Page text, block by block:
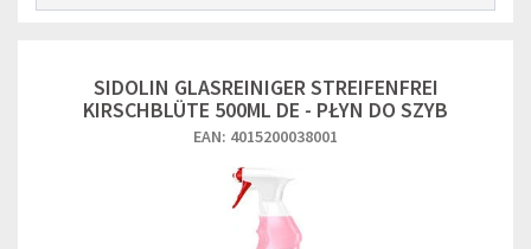
SIDOLIN GLASREINIGER STREIFENFREI
KIRSCHBLÜTE 500ML DE - PŁYN DO SZYB
EAN: 4015200038001